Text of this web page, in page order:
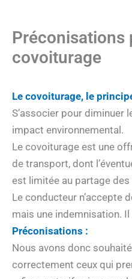
Préconisations
covoiturage
Le covoiturage, le
S’associer pour diminuer
impact environnemental.
Le covoiturage est une
de transport, dont
est limitée au partage des
Le conducteur n’accepte
mais une indemnisation.
Préconisations :
Nous avons donc
correctement ceux qui